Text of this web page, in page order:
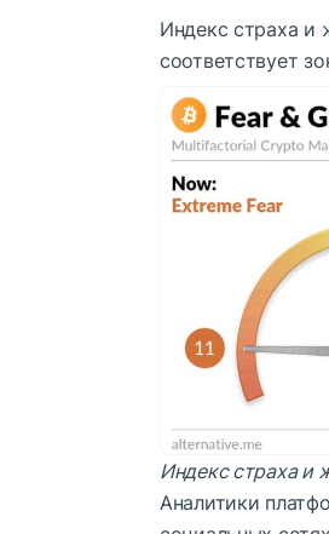
Индекс страха и
соответствует
Индекс страха и
Аналитики